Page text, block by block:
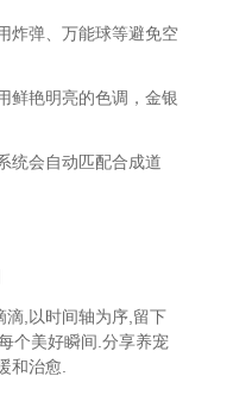
炸弹、万能球等避免空
鲜艳明亮的色调，金银
统会自动匹配合成道
滴,以时间轴为序,留下
个美好瞬间.分享养宠
和治愈.